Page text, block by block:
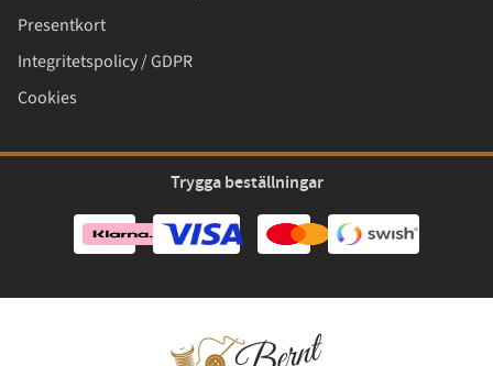
Presentkort
Integritetspolicy / GDPR
Cookies
Trygga beställningar